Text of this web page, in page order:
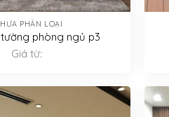
PHÂN LOẠI
phòng ngủ p3
Giá từ: